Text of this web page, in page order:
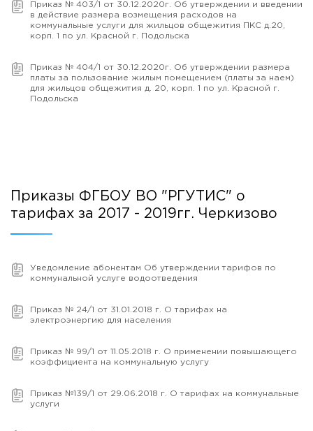
Приказ № 403/1 от 30.12.2020г. Об утверждении и введении
в действие размера возмещения расходов на
коммунальные услуги для жильцов общежития ПКС д.20,
корп. 1 по ул. Красной г. Подольска
Приказ № 404/1 от 30.12.2020г. Об утверждении размера
платы за пользование жилым помещением (платы за наем)
для жильцов общежития д. 20, корп. 1 по ул. Красной г.
Подольска
Приказы ФГБОУ ВО "РГУТИС" о
тарифах за 2017 - 2019гг. Черкизово
Уведомление абонентам Об утверждении тарифов по
коммунальной услуге водоотведения
Приказ № 24/1 от 31.01.2018 г. О тарифах на
электроэнергию для населения
Приказ № 99/1 от 11.05.2018 г. О применении повышающего
коэффициента на коммунальную услугу
Приказ №139/1 от 29.06.2018 г. О тарифах на коммунальные
услуги